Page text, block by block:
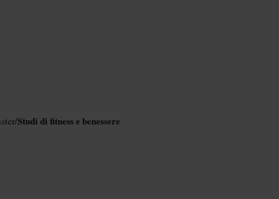
/Studi di fitness e benessere